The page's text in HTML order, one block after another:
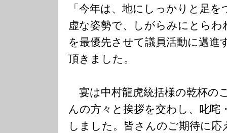
「今年は、地にしっかりと足
虚な姿勢で、しがらみにとらわ
を最優先させて議員活動に邁進
頂きました。
宴は中村龍虎統括様の乾杯の
んの方々と挨拶を交わし、叱咤
しました。皆さんのご期待に